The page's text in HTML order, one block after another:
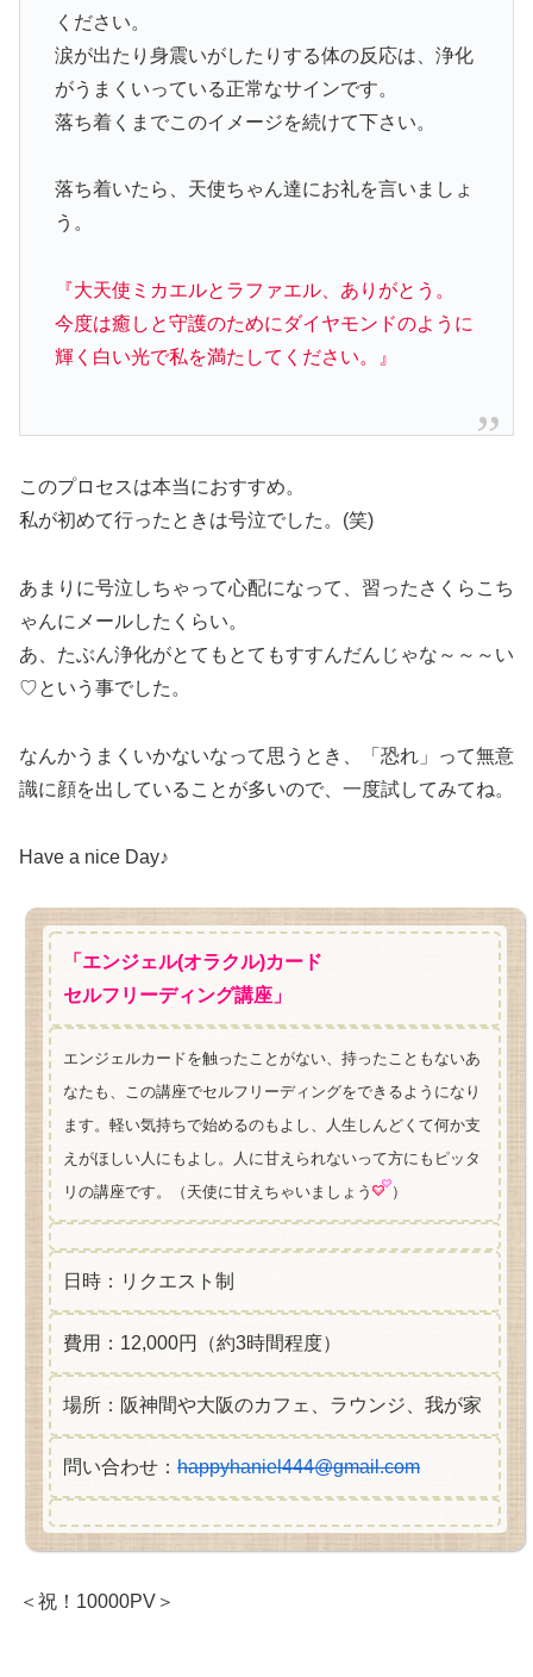
ください。
涙が出たり身震いがしたりする体の反応は、浄化
がうまくいっている正常なサインです。
落ち着くまでこのイメージを続けて下さい。
落ち着いたら、天使ちゃん達にお礼を言いましょ
う。
『大天使ミカエルとラファエル、ありがとう。
今度は癒しと守護のためにダイヤモンドのように
輝く白い光で私を満たしてください。』
このプロセスは本当におすすめ。
私が初めて行ったときは号泣でした。(笑)
あまりに号泣しちゃって心配になって、習ったさくらこち
ゃんにメールしたくらい。
あ、たぶん浄化がとてもとてもすすんだんじゃな～～～い
♡という事でした。
なんかうまくいかないなって思うとき、「恐れ」って無意
識に顔を出していることが多いので、一度試してみてね。
Have a nice Day♪
「エンジェル(オラクル)カード
セルフリーディング講座」
エンジェルカードを触ったことがない、持ったこともないあ
なたも、この講座でセルフリーディングをできるようになり
ます。軽い気持ちで始めるのもよし、人生しんどくて何か支
えがほしい人にもよし。人に甘えられないって方にもピッタ
リの講座です。（天使に甘えちゃいましょう
）
日時：リクエスト制
費用：12,000円（約3時間程度）
場所：阪神間や大阪のカフェ、ラウンジ、我が家
問い合わせ： happyhaniel444@gmail.com
＜祝！10000PV＞